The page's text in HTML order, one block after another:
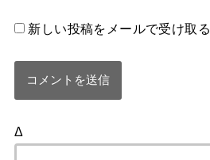
新しい投稿をメールで受け取る
Δ